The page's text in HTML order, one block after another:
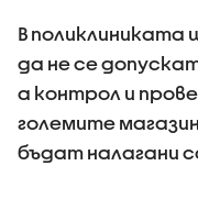
В поликлиниката
да не се
а контрол и
големите
бъдат налагани